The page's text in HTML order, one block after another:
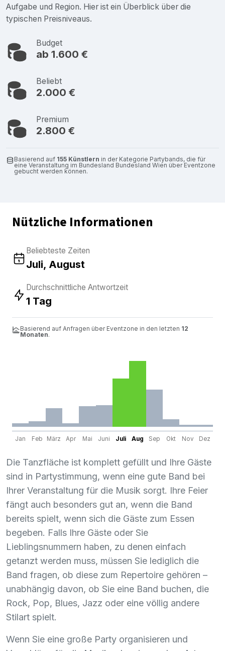
Aufgabe und Region. Hier ist ein Überblick über die
typischen Preisniveaus.
Budget
ab 1.600 €
Beliebt
2.000 €
Premium
2.800 €
Basierend auf 155 Künstlern in der Kategorie Partybands, die für
eine Veranstaltung im Bundesland Bundesland Wien über Eventzone
gebucht werden können.
Nützliche Informationen
Beliebteste Zeiten
Juli, August
Durchschnittliche Antwortzeit
1 Tag
Basierend auf Anfragen über Eventzone in den letzten 12
Monaten.
Jan Feb März Apr Mai Juni Juli Aug Sep Okt Nov Dez
Die Tanzfläche ist komplett gefüllt und Ihre Gäste
sind in Partystimmung, wenn eine gute Band bei
Ihrer Veranstaltung für die Musik sorgt. Ihre Feier
fängt auch besonders gut an, wenn die Band
bereits spielt, wenn sich die Gäste zum Essen
begeben. Falls Ihre Gäste oder Sie
Lieblingsnummern haben, zu denen einfach
getanzt werden muss, müssen Sie lediglich die
Band fragen, ob diese zum Repertoire gehören –
unabhängig davon, ob Sie eine Band buchen, die
Rock, Pop, Blues, Jazz oder eine völlig andere
Stilart spielt.
Wenn Sie eine große Party organisieren und